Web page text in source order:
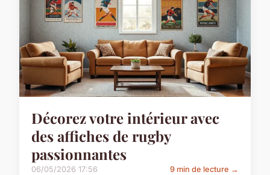
Décorez votre intérieur avec
des affiches de rugby
passionnantes
06/05/2026 17:56 9 min de lecture →